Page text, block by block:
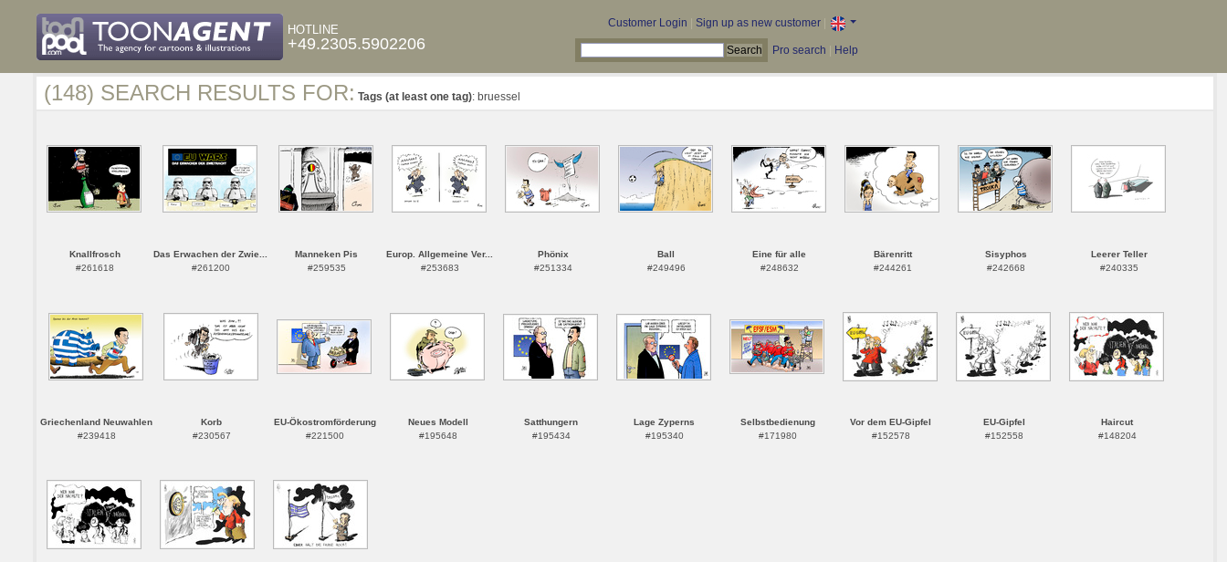
HOTLINE
+49.2305.5902206
Customer Login Sign up as new customer|
Pro search Help
(148) SEARCH RESULTS FOR: Tags (at least one tag): bruessel
Knallfrosch
#261618
Das Erwachen der Zwie...
#261200
Manneken Pis
#259535
Europ. Allgemeine Ver...
#253683
Phönix
#251334
Ball
#249496
Eine für alle
#248632
Bärenritt
#244261
Sisyphos
#242668
Leerer Teller
#240335
Griechenland Neuwahlen
#239418
Korb
#230567
EU-Ökostromförderung
#221500
Neues Modell
#195648
Satthungern
#195434
Lage Zyperns
#195340
Selbstbedienung
#171980
Vor dem EU-Gipfel
#152578
EU-Gipfel
#152558
Haircut
#148204